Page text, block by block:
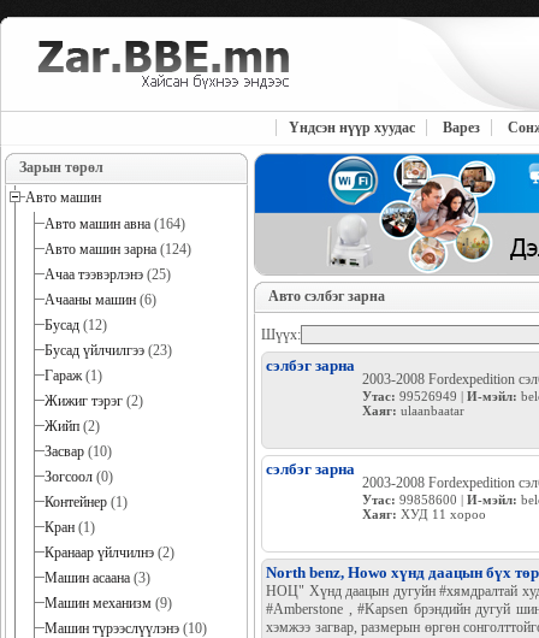
Үндсэн нүүр хуудас Варез
Зарын төрөл
Авто машин
Авто машин авна (164)
Авто машин зарна (124)
Ачаа тээвэрлэнэ (25)
Ачааны машин (6)
Бусад (12)
Бусад үйлчилгээ (23)
Гараж(1)
Жижиг тэрэг (2)
Жийп (2)
Засвар (10)
Зогсоол (0)
Контейнер (1)
Кран (1)
Кранаар үйлчилнэ (2)
Машин асаана (3)
Машин механизм (9)
Машин түрээслүүлэнэ (10)
Авто сэлбэг зарна
Шүүх:
сэлбэг зарна
2003-2008 Fordexpedition
Утас: 99526949 | И-мэйл:
Хаяг: ulaanbaatar
сэлбэг зарна
2003-2008 Fordexpedition
Утас: 99858600 | И-мэйл:
Хаяг: ХУД 11 хороо
North benz, Howo хүнд даацын бүх
НОЦ" Хүнд даацын дугуйн #хямдралтай
#Amberstone , #Kapsen брэндийн дугуй
хэмжээ загвар, размерын өргөн